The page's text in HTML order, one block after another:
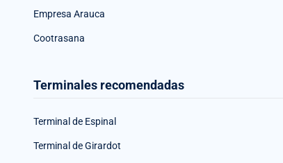
Empresa Arauca
Cootrasana
Terminales recomendadas
Terminal de Espinal
Terminal de Girardot